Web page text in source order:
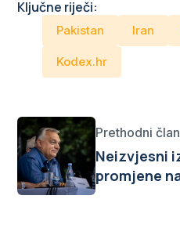
Ključne riječi:
Pakistan Iran
Kodex.hr
Prethodni
Neizvjesni
promjene